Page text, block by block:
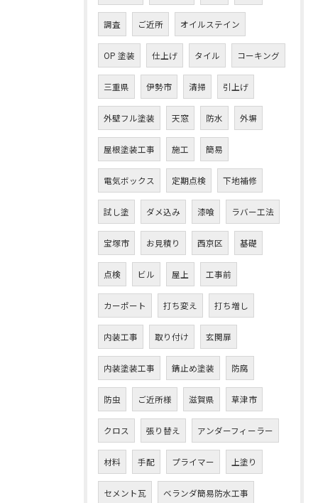
調査 ご近所 オイルステイン
OP 塗装 仕上げ タイル コーキング
三重県 伊勢市 清掃 引上げ
外壁フル塗装 天窓 防水 外塀
屋根塗装工事 施工 簡易
電気ボックス 定期点検 下地補修
試し塗 ダメ込み 漆喰 ラバー工法
宝塚市 お見積り 西京区 基礎
点検 ビル 屋上 工事前
カーポート 打ち変え 打ち増し
内装工事 取り付け 玄関扉
内装塗装工事 錆止め塗装 防腐
防虫 ご近所様 滋賀県 草津市
クロス 張り替え アンダーフィーラー
材料 手配 プライマー 上塗り
セメント瓦 ベランダ簡易防水工事
お問い合わせはこちら